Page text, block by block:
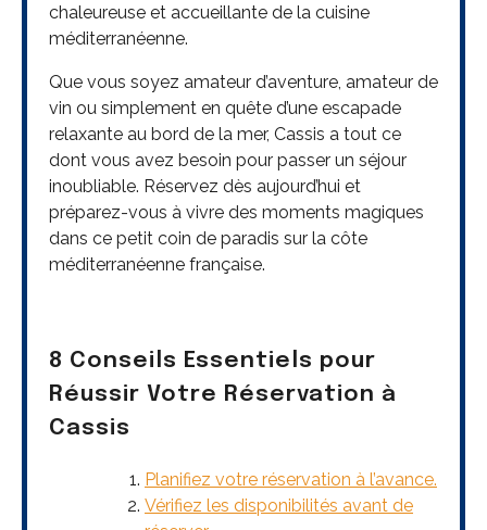
chaleureuse et accueillante de la cuisine
méditerranéenne.
Que vous soyez amateur d’aventure, amateur de
vin ou simplement en quête d’une escapade
relaxante au bord de la mer, Cassis a tout ce
dont vous avez besoin pour passer un séjour
inoubliable. Réservez dès aujourd’hui et
préparez-vous à vivre des moments magiques
dans ce petit coin de paradis sur la côte
méditerranéenne française.
8 Conseils Essentiels pour
Réussir Votre Réservation à
Cassis
Planifiez votre réservation à l’avance.
Vérifiez les disponibilités avant de